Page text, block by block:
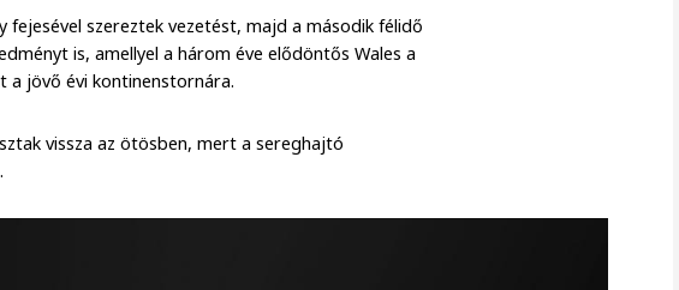
fejesével szereztek vezetést, majd a második félidő
is, amellyel a három éve elődöntős Wales a
jövő évi kontinenstornára.
vissza az ötösben, mert a sereghajtó